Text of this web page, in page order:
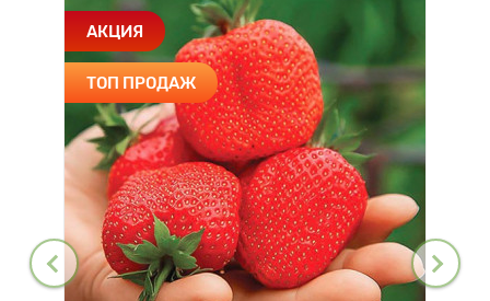
АКЦИЯ
ТОП ПРОДАЖ